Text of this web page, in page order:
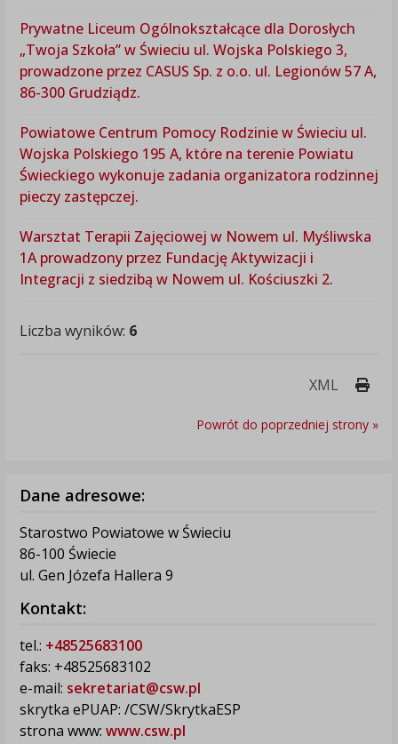
Prywatne Liceum Ogólnokształcące dla Dorosłych
„Twoja Szkoła” w Świeciu ul. Wojska Polskiego 3,
prowadzone przez CASUS Sp. z o.o. ul. Legionów 57 A,
86-300 Grudziądz.
Powiatowe Centrum Pomocy Rodzinie w Świeciu ul.
Wojska Polskiego 195 A, które na terenie Powiatu
Świeckiego wykonuje zadania organizatora rodzinnej
pieczy zastępczej.
Warsztat Terapii Zajęciowej w Nowem ul. Myśliwska
1A prowadzony przez Fundację Aktywizacji i
Integracji z siedzibą w Nowem ul. Kościuszki 2.
Liczba wyników: 6
XML
Powrót do poprzedniej strony »
Dane adresowe:
Starostwo Powiatowe w Świeciu
86-100 Świecie
ul. Gen Józefa Hallera 9
Kontakt:
tel.: +48525683100
faks: +48525683102
e-mail: sekretariat@csw.pl
skrytka ePUAP: /CSW/SkrytkaESP
strona www: www.csw.pl